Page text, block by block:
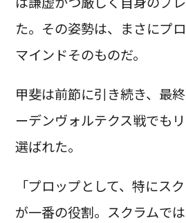
た。その姿勢は、まさにプ
マインドそのものだ。
甲斐は前節に引き続き、最
ーデンヴォルテクス戦でも
選ばれた。
「プロップとして、特にス
が一番の役割。スクラムで